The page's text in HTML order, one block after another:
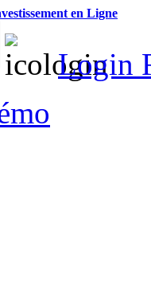
en Ligne
Login